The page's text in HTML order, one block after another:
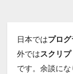
日本ではプロ
外ではスクリ
です。余談に